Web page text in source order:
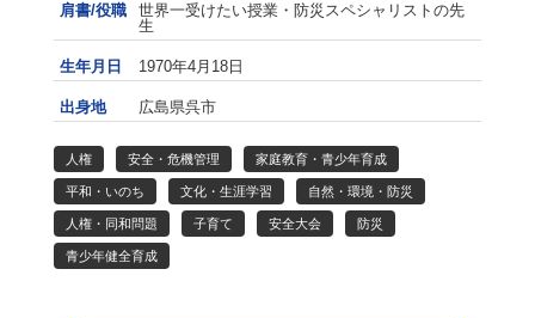
肩書/役職
世界一受けたい授業・防災スペシャリストの先
生
生年月日 1970年4月18日
出身地 広島県呉市
人権 安全・危機管理 家庭教育・青少年育成
平和・いのち 文化・生涯学習 自然・環境・防災
人権・同和問題 子育て 安全大会 防災
青少年健全育成